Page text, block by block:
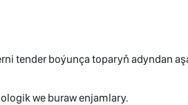
tender boýunça toparyň adyndan
we buraw enjamlary.